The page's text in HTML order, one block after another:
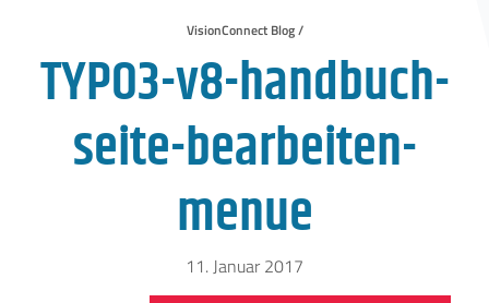
VisionConnect Blog /
TYPO3-v8-handbuch-
seite-bearbeiten-
menue
11. Januar 2017